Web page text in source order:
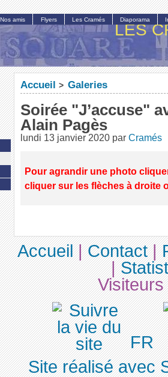
LES
Accueil > Galeries
Soirée "J’accuse"
Alain Pagès
lundi 13 janvier 2020 par Cramés
Pour agrandir une photo
cliquer sur les flèches à droite
Nos amis Flyers Les Cramés Diaporama
Accueil|Contact|
|
FR
Site réalisé avec